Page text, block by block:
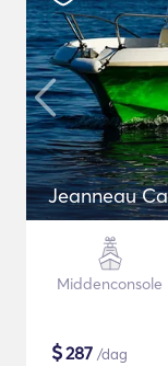
Jeanneau
Middenconsole
$287 /dag